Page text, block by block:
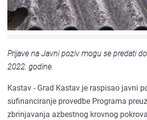
Prijave na Javni poziv mogu se predati
2022. godine.
Kastav - Grad Kastav je raspisao javni
sufinanciranje provedbe Programa
zbrinjavanja azbestnog krovnog